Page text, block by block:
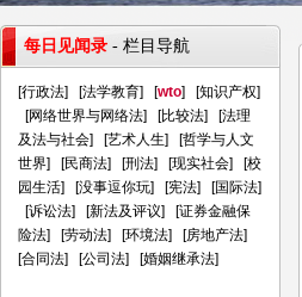
每日见闻录 - 栏目导航
[行政法] [法学教育] [wto] [知识产权]
[网络世界与网络法] [比较法] [法理
及法与社会] [艺术人生] [哲学与人文
世界] [民商法] [刑法] [现实社会] [校
园生活] [没事逗你玩] [宪法] [国际法]
[诉讼法] [新法及评议] [证券金融保
险法] [劳动法] [环境法] [房地产法]
[合同法] [公司法] [婚姻继承法]